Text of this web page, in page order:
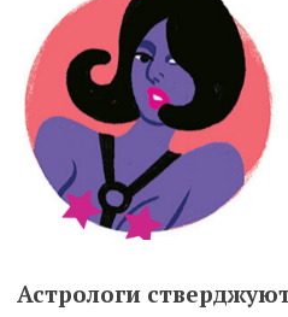
Астрологи